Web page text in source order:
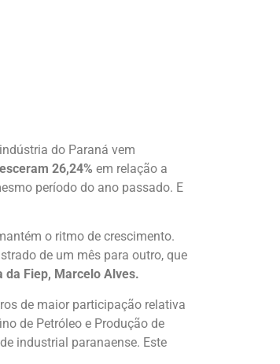
do Paraná vem
26,24% em relação a
período do ano passado. E
o ritmo de crescimento.
de um mês para outro, que
da Fiep, Marcelo Alves.
de maior participação relativa
de Petróleo e Produção de
industrial paranaense. Este